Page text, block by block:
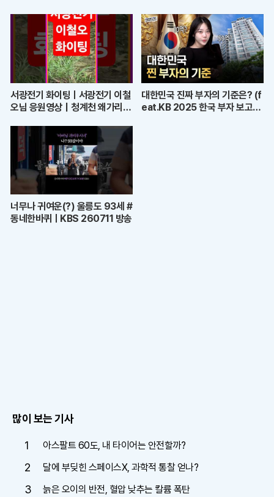
서광전기 화이팅ㅣ서광전기 이철
오님 응원영상｜청계천 왜가리의
대한민국 진짜 부자의 기준은? (f
eat.KB 2025 한국 부자 보고
너무나 귀여운(?) 울릉도 93세 #
동네한바퀴ㅣKBS 260711 방송
많이 보는 기사
1 아스팔트 60도, 내 타이어는 안전할까?
2 달에 부딪힌 스페이스X, 과학적 통찰 얻나?
3 늙은 오이의 반전, 혈압 낮추는 칼륨 폭탄